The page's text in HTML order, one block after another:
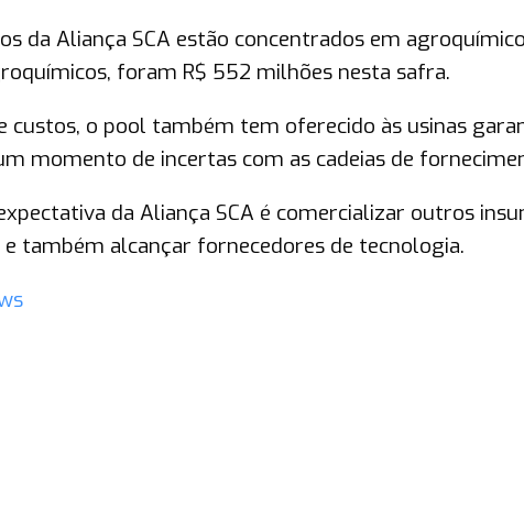
da Aliança SCA estão concentrados em
foram R$ 552 milhões nesta safra.
custos, o pool também tem oferecido às usinas
momento de incertas com as cadeias de
da Aliança SCA é comercializar outros
também alcançar fornecedores de tecnologia.